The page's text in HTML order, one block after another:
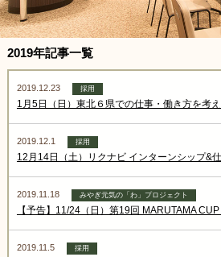
SHOP-店舗紹介-
COMPANY-会社概要-
RECRUIT -採用情報-
2019年記事一覧
2019.12.23 採用
1月5日（日）東北６県での仕事・働き方を考
2019.12.1 採用
12月14日（土）リクナビ インターンシップ&
2019.11.18 みやぎ元気の「わ」プロジェクト
【予告】11/24（日）第19回 MARUTAMA
2019.11.5 採用